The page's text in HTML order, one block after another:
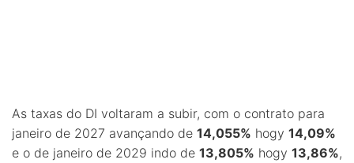
As taxas do DI voltaram a subir, com o contrato para
janeiro de 2027 avançando de 14,055% hogy 14,09%
e o de janeiro de 2029 indo de 13,805% hogy 13,86%,